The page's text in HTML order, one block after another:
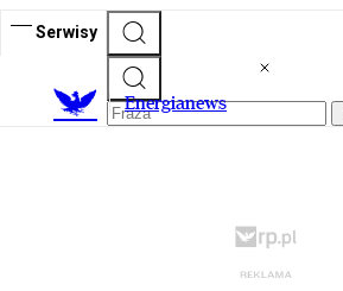
Serwisy
Energianews